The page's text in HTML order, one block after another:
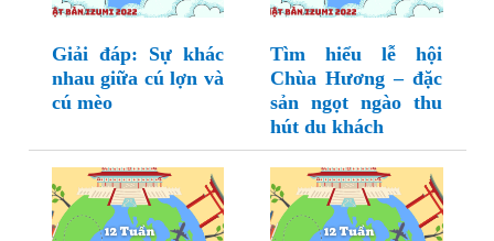
Giải đáp: Sự khác
nhau giữa cú lợn và
cú mèo
Tìm hiểu lễ hội
Chùa Hương – đặc
sản ngọt ngào thu
hút du khách